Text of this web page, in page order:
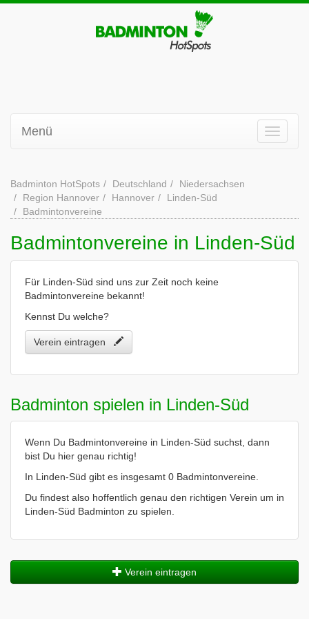
Menü
Badminton HotSpots Deutschland
Niedersachsen
Region Hannover
Hannover
Linden-Süd
Badmintonvereine
Badmintonvereine in Linden-Süd
Für Linden-Süd sind uns zur Zeit noch keine
Badmintonvereine bekannt!
Kennst Du welche?
Verein eintragen
Badminton spielen in Linden-Süd
Wenn Du Badmintonvereine in Linden-Süd suchst, dann
bist Du hier genau richtig!
In Linden-Süd gibt es insgesamt 0 Badmintonvereine.
Du findest also hoffentlich genau den richtigen Verein um in
Linden-Süd Badminton zu spielen.
Verein eintragen